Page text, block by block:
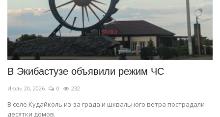
В Экибастузе объявили режим ЧС
Июль 20, 2026 0 232
В селе Кудайколь из-за града и шквального ветра пострадали
десятки домов.